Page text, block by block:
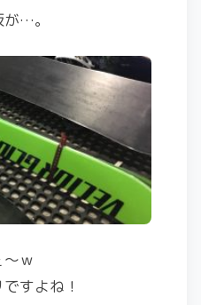
…。
ｗ
すよね！